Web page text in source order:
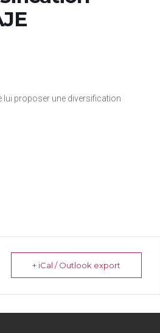
lui proposer une diversification
+ iCal / Outlook export